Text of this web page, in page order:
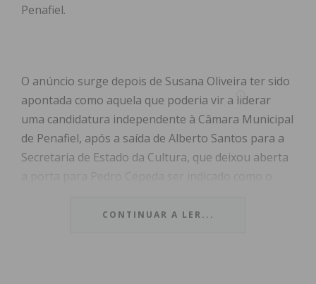
Penafiel.
O anúncio surge depois de Susana Oliveira ter sido
apontada como aquela que poderia vir a liderar
uma candidatura independente à Câmara Municipal
de Penafiel, após a saída de Alberto Santos para a
Secretaria de Estado da Cultura, que deixou aberta
CONTINUAR A LER...